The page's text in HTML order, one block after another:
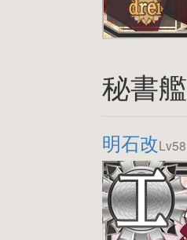
秘書艦
明石改Lv58